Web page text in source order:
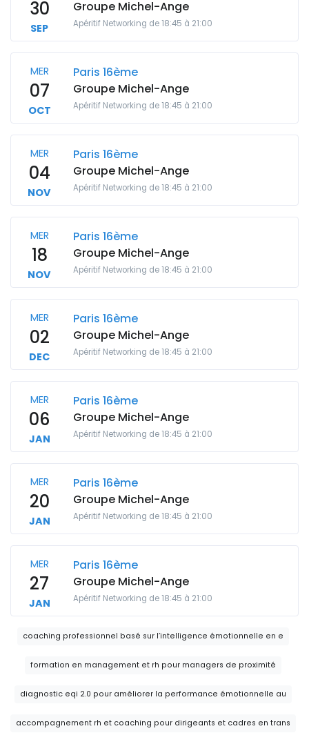
30
SEP
Groupe Michel-Ange
Apéritif Networking de 18:45 à 21:00
MER
07
OCT
Paris 16ème
Groupe Michel-Ange
Apéritif Networking de 18:45 à 21:00
MER
04
NOV
Paris 16ème
Groupe Michel-Ange
Apéritif Networking de 18:45 à 21:00
MER
18
NOV
Paris 16ème
Groupe Michel-Ange
Apéritif Networking de 18:45 à 21:00
MER
02
DEC
Paris 16ème
Groupe Michel-Ange
Apéritif Networking de 18:45 à 21:00
MER
06
JAN
Paris 16ème
Groupe Michel-Ange
Apéritif Networking de 18:45 à 21:00
MER
20
JAN
Paris 16ème
Groupe Michel-Ange
Apéritif Networking de 18:45 à 21:00
MER
27
JAN
Paris 16ème
Groupe Michel-Ange
Apéritif Networking de 18:45 à 21:00
coaching professionnel basé sur l’intelligence émotionnelle en e
formation en management et rh pour managers de proximité
diagnostic eqi 2.0 pour améliorer la performance émotionnelle au
accompagnement rh et coaching pour dirigeants et cadres en trans